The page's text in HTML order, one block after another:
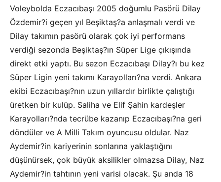
Voleybolda Eczacıbaşı 2005 doğumlu Pasörü Dilay
Özdemir?i geçen yıl Beşiktaş?a anlaşmalı verdi ve
Dilay takımın pasörü olarak çok iyi performans
verdiği sezonda Beşiktaş?ın Süper Lige çıkışında
direkt etki yaptı. Bu sezon Eczacıbaşı Dilay?ı bu kez
Süper Ligin yeni takımı Karayolları?na verdi. Ankara
ekibi Eczacıbaşı?nın uzun yıllardır birlikte çalıştığı
üretken bir kulüp. Saliha ve Elif Şahin kardeşler
Karayolları?nda tecrübe kazanıp Eczacıbaşı?na geri
döndüler ve A Milli Takım oyuncusu oldular. Naz
Aydemir?in kariyerinin sonlarına yaklaştığını
düşünürsek, çok büyük aksilikler olmazsa Dilay, Naz
Aydemir?in tahtının yeni varisi olacak. Şu anda 18